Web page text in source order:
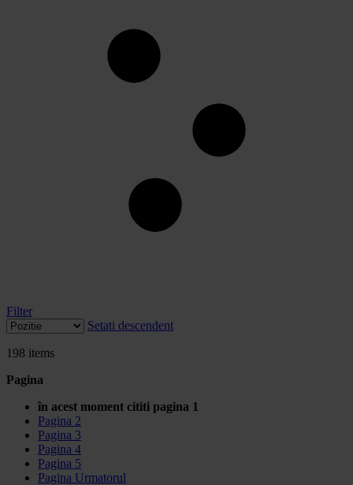
Filter
Setati descendent
198 items
Pagina
în acest moment cititi pagina 1
Pagina 2
Pagina 3
Pagina 4
Pagina 5
Pagina Urmatorul